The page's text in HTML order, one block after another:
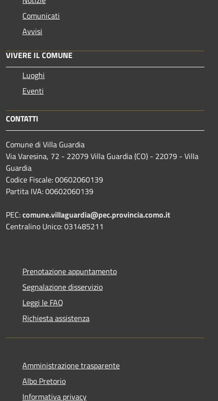
Comunicati
Avvisi
VIVERE IL COMUNE
Luoghi
Eventi
CONTATTI
Comune di Villa Guardia
Via Varesina, 72 - 22079 Villa Guardia (CO) - 22079 - Villa
Guardia
Codice Fiscale: 00602060139
Partita IVA: 00602060139
PEC:comune.villaguardia@pec.provincia.como.it
Centralino Unico: 031485211
Prenotazione appuntamento
Segnalazione disservizio
Leggi le FAQ
Richiesta assistenza
Amministrazione trasparente
Albo Pretorio
Informativa privacy